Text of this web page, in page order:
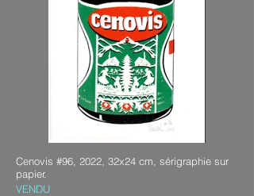
Cenovis #96, 2022, 32x24 cm, sérigraphie sur
papier.
VENDU